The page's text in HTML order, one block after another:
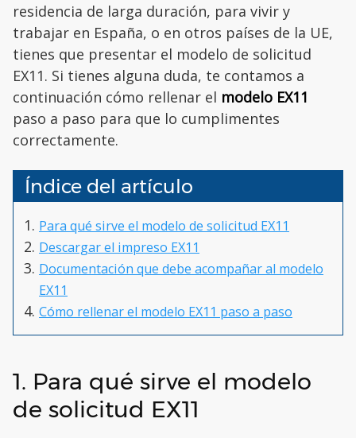
residencia de larga duración, para vivir y
trabajar en España, o en otros países de la UE,
tienes que presentar el modelo de solicitud
EX11. Si tienes alguna duda, te contamos a
continuación cómo rellenar el modelo EX11
paso a paso para que lo cumplimentes
correctamente.
Índice del artículo
Para qué sirve el modelo de solicitud EX11
Descargar el impreso EX11
Documentación que debe acompañar al modelo
EX11
Cómo rellenar el modelo EX11 paso a paso
1. Para qué sirve el modelo
de solicitud EX11